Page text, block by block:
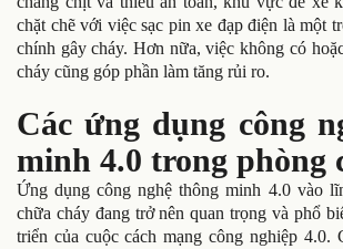
chặt chẽ với việc sạc pin xe đạp điện là một
chính gây cháy. Hơn nữa, việc không có
cháy cũng góp phần làm tăng rủi ro.
Các ứng dụng công
minh 4.0 trong phòng
Ứng dụng công nghệ thông minh 4.0 vào
chữa cháy đang trở nên quan trọng và phổ
triển của cuộc cách mạng công nghiệp 4.0.